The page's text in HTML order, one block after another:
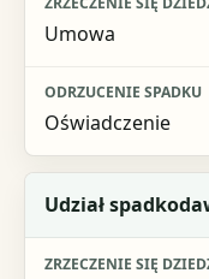
Umowa
Oświadczenie
Udział